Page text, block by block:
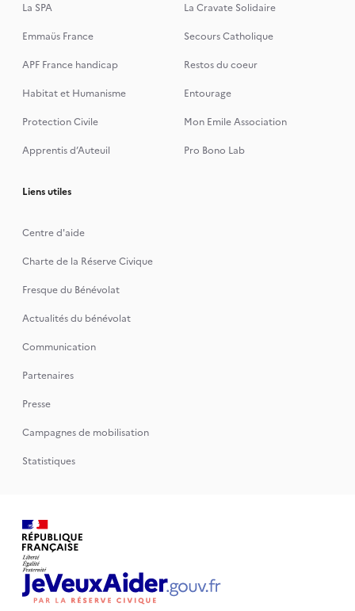
La SPA
La Cravate Solidaire
Emmaüs France
Secours Catholique
APF France handicap
Restos du coeur
Habitat et Humanisme
Entourage
Protection Civile
Mon Emile Association
Apprentis d’Auteuil
Pro Bono Lab
Liens utiles
Centre d'aide
Charte de la Réserve Civique
Fresque du Bénévolat
Actualités du bénévolat
Communication
Partenaires
Presse
Campagnes de mobilisation
Statistiques